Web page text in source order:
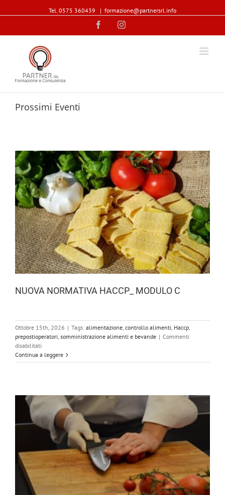
Tel. 0575 360439 | formazione@partnersrl.info
FacebookInstagram
Prossimi Eventi
NUOVA NORMATIVA HACCP_ MODULO C
Ottobre 15th, 2026 | Tags: alimentazione, controllo alimenti, Haccp,
prepostioperatori, somministrazione alimenti e bevande | Commenti
disabilitati
NUOVA
NORMATIVA
Continua a leggere